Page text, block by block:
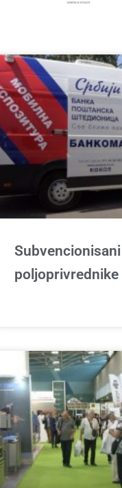
poljoprivrednike